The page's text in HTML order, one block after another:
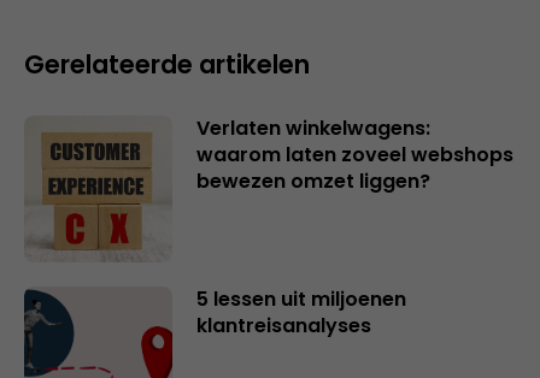
Gerelateerde artikelen
Verlaten winkelwagens:
waarom laten zoveel webshops
bewezen omzet liggen?
5 lessen uit miljoenen
klantreisanalyses